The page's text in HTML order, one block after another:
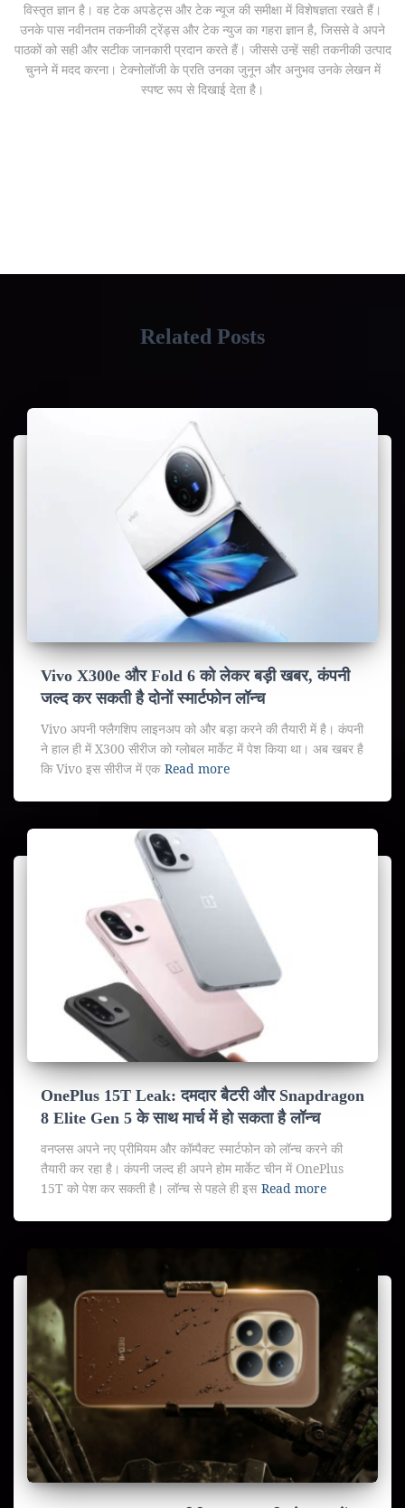
विस्तृत ज्ञान है। वह टेक अपडेट्स और टेक न्यूज की समीक्षा में विशेषज्ञता रखते हैं।
उनके पास नवीनतम तकनीकी ट्रेंड्स और टेक न्युज का गहरा ज्ञान है, जिससे वे अपने
पाठकों को सही और सटीक जानकारी प्रदान करते हैं। जीससे उन्हें सही तकनीकी उत्पाद
चुनने में मदद करना। टेक्नोलॉजी के प्रति उनका जुनून और अनुभव उनके लेखन में
स्पष्ट रूप से दिखाई देता है।
Related Posts
Vivo X300e और Fold 6 को लेकर बड़ी खबर, कंपनी
जल्द कर सकती है दोनों स्मार्टफोन लॉन्च
Vivo अपनी फ्लैगशिप लाइनअप को और बड़ा करने की तैयारी में है। कंपनी
ने हाल ही में X300 सीरीज को ग्लोबल मार्केट में पेश किया था। अब खबर है
कि Vivo इस सीरीज में एक Read more
OnePlus 15T Leak: दमदार बैटरी और Snapdragon
8 Elite Gen 5 के साथ मार्च में हो सकता है लॉन्च
वनप्लस अपने नए प्रीमियम और कॉम्पैक्ट स्मार्टफोन को लॉन्च करने की
तैयारी कर रहा है। कंपनी जल्द ही अपने होम मार्केट चीन में OnePlus
15T को पेश कर सकती है। लॉन्च से पहले ही इस Read more